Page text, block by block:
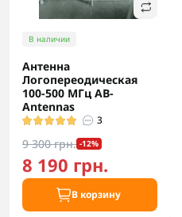
В наличии
Антенна
Логопереодическая
100-500 МГц AB-
Antennas
3
9 300 грн. -12%
8 190 грн.
В корзину